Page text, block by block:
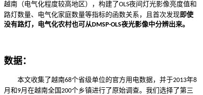
越南（电气化程度较高地区），构建了OLS夜间灯光影像亮度值和
路灯数量、电气化家庭数量等指标的函数关系，且首次发现即使
没有路灯 ，电气化农村也可从DMSP-OLS夜光影像中分辨出来。
数据：
本文收集了越南68个省级单位的官方用电数据，并于2013年8
月和 9月在越南全国 200个乡镇进行了原始调查。我们选择了第三